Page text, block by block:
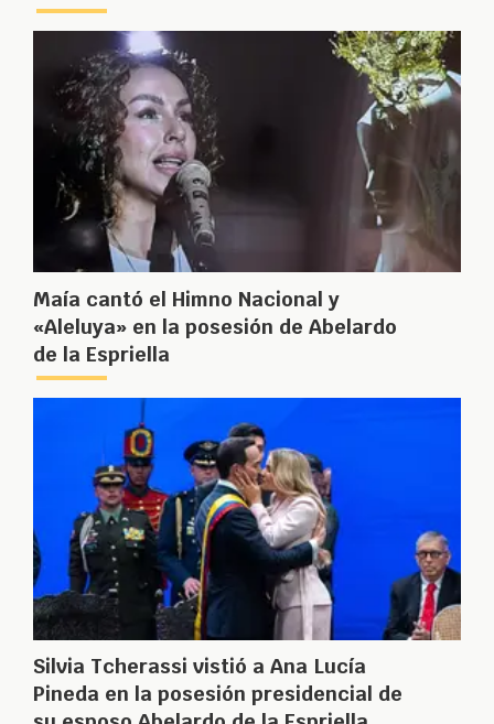
Maía cantó el Himno Nacional y
«Aleluya» en la posesión de Abelardo
de la Espriella
Silvia Tcherassi vistió a Ana Lucía
Pineda en la posesión presidencial de